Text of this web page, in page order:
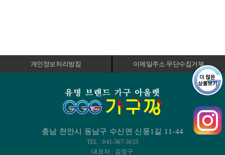
개인정보처리방침 이메일주소 무단수집거부
충남 천안시 동남구 수신면 신풍1길 11-44
TEL : 041-567-3633
대표자 : 김정구